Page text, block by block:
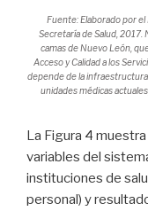
Fuente: Elaborado por el
Secretaría de Salud, 2017.
camas de Nuevo León,
Acceso y Calidad a los
depende de la infraestructura
unidades médicas
La Figura 4
variables del
instituciones de
personal) y